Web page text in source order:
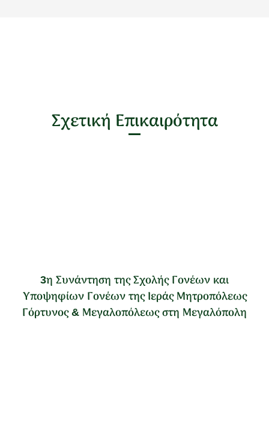
Σχετική Επικαιρότητα
3η Συνάντηση της Σχολής Γονέων και
Υποψηφίων Γονέων της Ιεράς Μητροπόλεως
Γόρτυνος & Μεγαλοπόλεως στη Μεγαλόπολη